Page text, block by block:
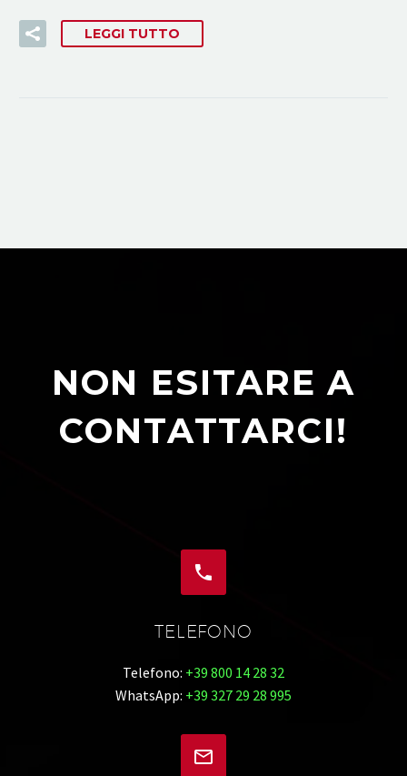
LEGGI TUTTO
NON ESITARE A
CONTATTARCI!


TELEFONO
Telefono: +39 800 14 28 32
WhatsApp: +39 327 29 28 995

